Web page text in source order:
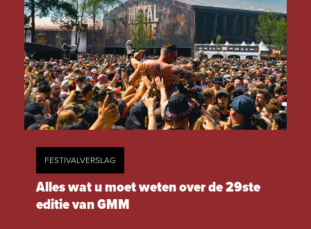
FESTIVALVERSLAG
Alles wat u moet weten over de 29ste
editie van GMM